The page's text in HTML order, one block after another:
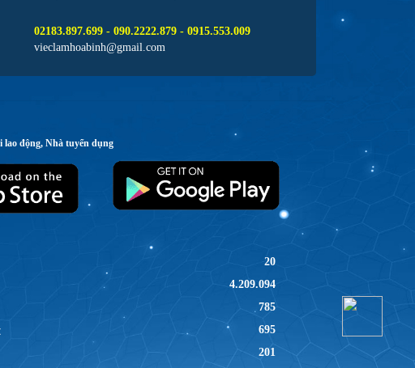
02183.897.699 - 090.2222.879 - 0915.553.009
vieclamhoabinh@gmail.com
động, Nhà tuyển dụng
20
4.209.094
785
695
201